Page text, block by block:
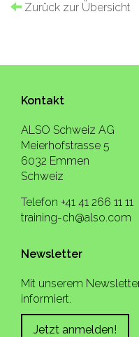
Zurück zur Übersicht
Kontakt
ALSO Schweiz AG
Meierhofstrasse 5
6032 Emmen
Schweiz
Telefon +41 41 266 11 11
training-ch@also.com
Newsletter
Mit unserem
informiert.
Jetzt anmelden!